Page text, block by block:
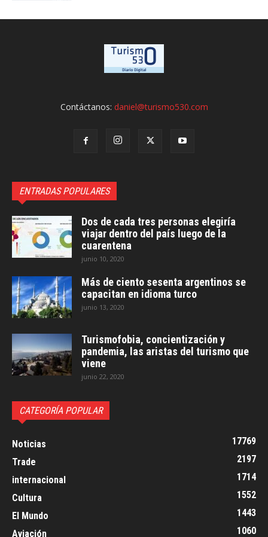
Contáctanos: daniel@turismo530.com
ENTRADAS POPULARES
Dos de cada tres personas elegiría
viajar dentro del país luego de la
cuarentena
junio 10, 2020
Más de ciento sesenta argentinos se
capacitan en idioma turco
junio 13, 2020
Turismofobia, concientización y
pandemia, las aristas del turismo que
viene
junio 22, 2020
CATEGORÍA POPULAR
Noticias
17769
Trade
2197
internacional
1714
Cultura
1552
El Mundo
1443
Aviación
1060